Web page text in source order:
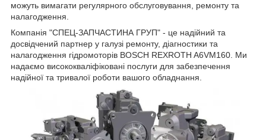
можуть вимагати регулярного обслуговування, ремонту та
налагодження.
Компанія "СПЕЦ-ЗАПЧАСТИНА ГРУП" - це надійний та
досвідчений партнер у галузі ремонту, діагностики та
налагодження гідромоторів BOSCH REXROTH A6VM160. Ми
надаємо висококваліфіковані послуги для забезпечення
надійної та тривалої роботи вашого обладнання.